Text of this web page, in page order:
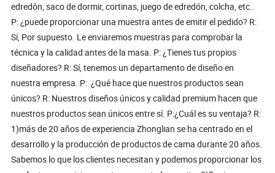
edredón, saco de dormir, cortinas, juego de edredón, colcha, etc..
P: ¿puede proporcionar una muestra antes de emitir el pedido? R:
Sí, Por supuesto. Le enviaremos muestras para comprobar la
técnica y la calidad antes de la masa. P: ¿Tienes tus propios
diseñadores? R: Sí, tenemos un departamento de diseño en
nuestra empresa. P: ¿Qué hace que nuestros productos sean
únicos? R: Nuestros diseños únicos y calidad premium hacen que
nuestros productos sean únicos entre sí. P:¿Cuál es su ventaja? R:
1)más de 20 años de experiencia Zhonglian se ha centrado en el
desarrollo y la producción de productos de cama durante 20 años.
Sabemos lo que los clientes necesitan y podemos proporcionar los